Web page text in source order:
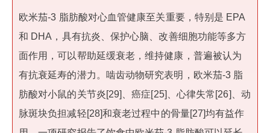
欧米茄-3 脂肪酸对心血管健康至关重要，特别是 EPA
和 DHA，具有抗炎、保护心脑、改善细胞功能等多方
面作用，可以帮助延缓衰老，维持健康，普遍被认为
有抗衰延寿的潜力。啮齿动物研究表明，欧米茄-3 脂
肪酸对小鼠的关节炎[29]、癌症[25]、心律失常[26]、动
脉斑块负担减轻[28]和衰老过程中的骨量[27]均有益作